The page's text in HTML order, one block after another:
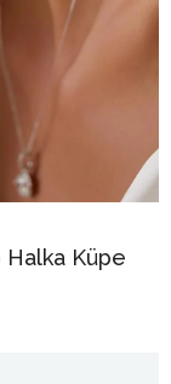
Halka Küpe